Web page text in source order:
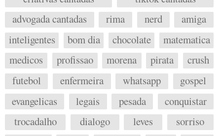
advogada cantadas
rima nerd
amiga
inteligentes
bom dia chocolate
matematica
medicos
profissao morena pirata
crush
futebol
enfermeira whatsapp
gospel
evangelicas
legais pesada
conquistar
trocadalho
dialogo leves
sorriso